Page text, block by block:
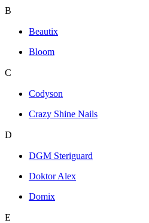
B
Beautix
Bloom
C
Codyson
Crazy Shine Nails
D
DGM Steriguard
Doktor Alex
Domix
E